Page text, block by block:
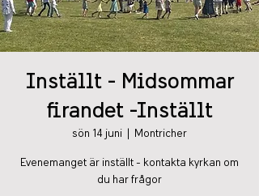
Inställt - Midsommar
firandet -Inställt
sön 14 juni Montricher
Evenemanget är inställt - kontakta kyrkan om
du har frågor